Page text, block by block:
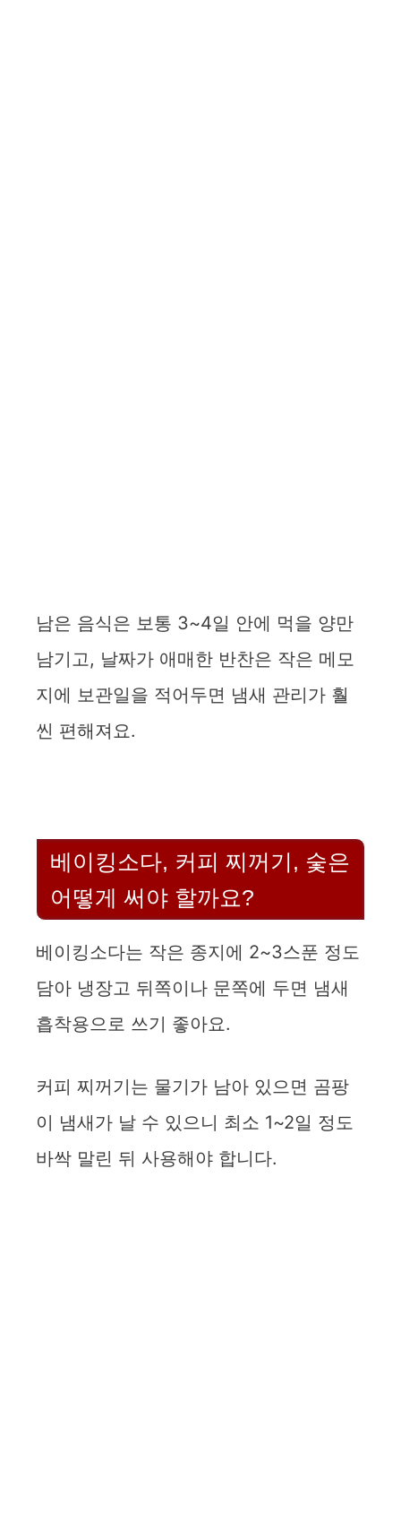
남은 음식은 보통 3~4일 안에 먹을 양만
남기고, 날짜가 애매한 반찬은 작은 메모
지에 보관일을 적어두면 냄새 관리가 훨
씬 편해져요.
베이킹소다, 커피 찌꺼기, 숯은
어떻게 써야 할까요?
베이킹소다는 작은 종지에 2~3스푼 정도
담아 냉장고 뒤쪽이나 문쪽에 두면 냄새
흡착용으로 쓰기 좋아요.
커피 찌꺼기는 물기가 남아 있으면 곰팡
이 냄새가 날 수 있으니 최소 1~2일 정도
바싹 말린 뒤 사용해야 합니다.